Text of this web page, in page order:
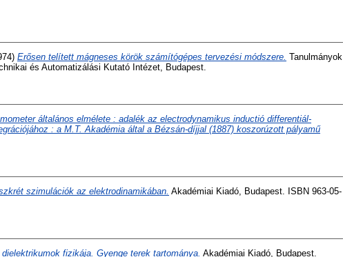
Erősen telített mágneses körök számítógépes tervezési módszere. Tanulmányok
és Automatizálási Kutató Intézet, Budapest.
általános elmélete : adalék az electrodynamikus inductió differentiál-
: a M.T. Akadémia által a Bézsán-díjjal (1887) koszorúzott pályamű
szimulációk az elektrodinamikában. Akadémiai Kiadó, Budapest. ISBN 963-05-
dielektrikumok fizikája. Gyenge terek tartománya. Akadémiai Kiadó, Budapest.